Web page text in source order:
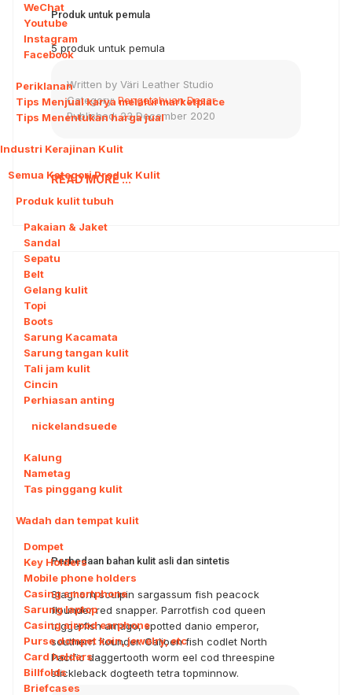
WeChat
Youtube
Instagram
Facebook
Periklanan
Tips Menjual karya melalui marketplace
Tips Menentukan harga jual
Industri Kerajinan Kulit
Semua Kategori Produk Kulit
Produk kulit tubuh
Pakaian & Jaket
Sandal
Sepatu
Belt
Gelang kulit
Topi
Boots
Sarung Kacamata
Sarung tangan kulit
Tali jam kulit
Cincin
Perhiasan anting
nickelandsuede
Kalung
Nametag
Tas pinggang kulit
Wadah dan tempat kulit
Dompet
Key Holders
Mobile phone holders
Casing smartphone
Sarung laptop
Casing airpod earphone
Purse dompet koin, jewelry, etc
Card holders
Billfolds
Briefcases
Produk untuk pemula
5 produk untuk pemula
Written by Väri Leather Studio
Category:Pengetahuan Dasar
Published: 23 December 2020
READ MORE ...
Perbedaan bahan kulit asli dan sintetis
Staghorn sculpin sargassum fish peacock
flounder red snapper. Parrotfish cod queen
triggerfish amago, spotted danio emperor,
southern flounder. Galjoen fish codlet North
Pacific daggertooth worm eel cod threespine
stickleback dogteeth tetra topminnow.